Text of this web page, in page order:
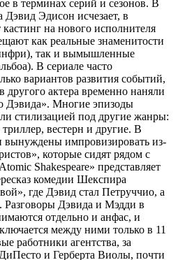
в терминах серий и сезонов. В
Дэвид Эдисон исчезает, в
на нового исполнителя
как реальные знаменитости
так и вымышленные
В сериале часто
вариантов развития событий,
другого актера временно наняли
Дэвида». Многие эпизоды
стилизацией под другие жанры:
вестерн и другие. В
вынуждены импровизировать из-
которые сидят рядом с
Shakespeare» представляет
комедии Шекспира
где Дэвид стал Петруччио, а
Дэвида и Мэдди в
отдельно и анфас, и
между ними только в 11
работники агентства, за
и Герберта Виолы, почти